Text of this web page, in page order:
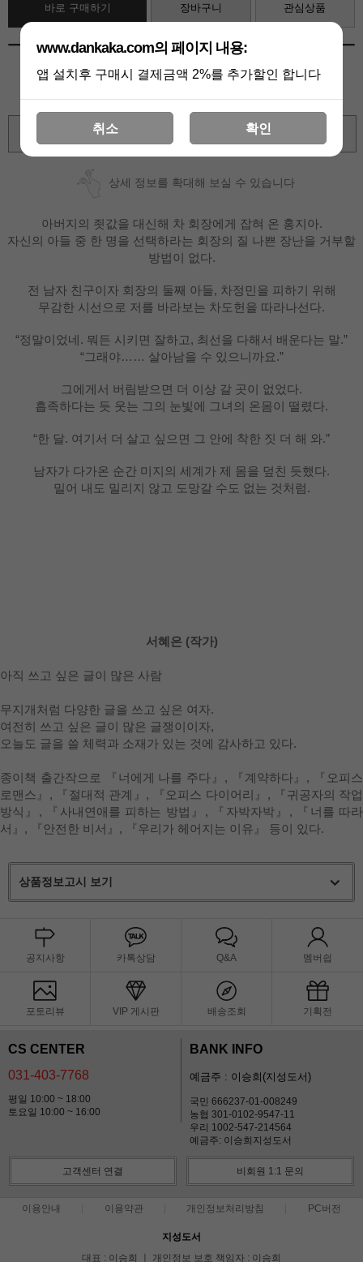
바로 구매하기 장바구니 관심상품
상세 정보를 확대해 보실 수 있습니다
아버지의 죗값을 대신해 차 회장에게 잡혀 온 홍지아.
자신의 아들 중 한 명을 선택하라는 회장의 질 나쁜 장난을 거부할
방법이 없다.
전 남자 친구이자 회장의 둘째 아들, 차정민을 피하기 위해
무감한 시선으로 저를 바라보는 차도헌을 따라나선다.
“정말이었네. 뭐든 시키면 잘하고, 최선을 다해서 배운다는 말.”
“그래야…… 살아남을 수 있으니까요.”
그에게서 버림받으면 더 이상 갈 곳이 없었다.
흡족하다는 듯 웃는 그의 눈빛에 그녀의 온몸이 떨렸다.
“한 달. 여기서 더 살고 싶으면 그 안에 착한 짓 더 해 와.”
남자가 다가온 순간 미지의 세계가 제 몸을 덮친 듯했다.
밀어 내도 밀리지 않고 도망갈 수도 없는 것처럼.
서혜은 (작가)
아직 쓰고 싶은 글이 많은 사람
무지개처럼 다양한 글을 쓰고 싶은 여자.
여전히 쓰고 싶은 글이 많은 글쟁이이자,
오늘도 글을 쓸 체력과 소재가 있는 것에 감사하고 있다.
종이책 출간작으로 『너에게 나를 주다』, 『계약하다』, 『오피스
로맨스』, 『절대적 관계』, 『오피스 다이어리』, 『귀공자의 작업
방식』, 『사내연애를 피하는 방법』, 『자박자박』, 『너를 따라
서』, 『안전한 비서』, 『우리가 헤어지는 이유』 등이 있다.
상품정보고시 보기
공지사항 카톡상담 Q&A 멤버쉽
포토리뷰 VIP 게시판 배송조회 기획전
CS CENTER
031-403-7768
평일 10:00 ~ 18:00
토요일 10:00 ~ 16:00
BANK INFO
예금주 : 이승희(지성도서)
국민 666237-01-008249
농협 301-0102-9547-11
우리 1002-547-214564
예금주: 이승희지성도서
고객센터 연결 비회원 1:1 문의
이용안내 이용약관 개인정보처리방침 PC버전
지성도서
대표 : 이승희 ㅣ 개인정보 보호 책임자 : 이승희
www.dankaka.com의 페이지 내용:
앱 설치후 구매시 결제금액 2%를 추가할인 합니다
취소 확인